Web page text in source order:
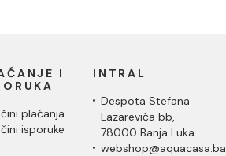
I
plaćanja
isporuke
INTRAL
Despota Stefana
Lazarevića bb,
78000 Banja Luka
webshop@aquacasa.ba